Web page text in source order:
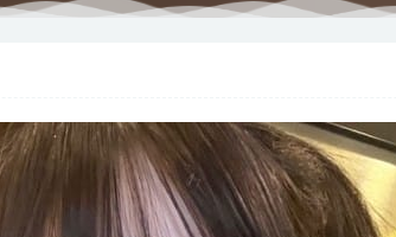
白露Bululu – 写真图片合集【持续更新中】
Takanashi Hanari – Lilliel [60P-1.14GB] 2025-
[微密圈]120斤的小王同学 – 蛋糕奶油